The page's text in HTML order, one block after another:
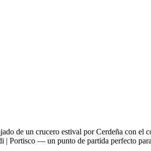
de un crucero estival por Cerdeña con
Portisco — un punto de partida perfecto